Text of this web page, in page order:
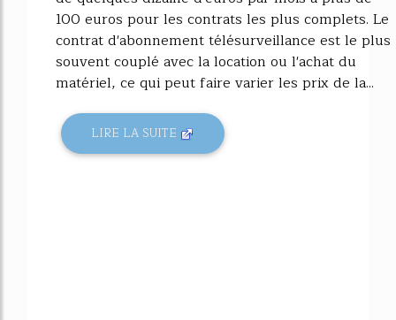
100 euros pour les contrats les plus complets. Le
contrat d'abonnement télésurveillance est le plus
souvent couplé avec la location ou l'achat du
matériel, ce qui peut faire varier les prix de la...
LIRE LA SUITE